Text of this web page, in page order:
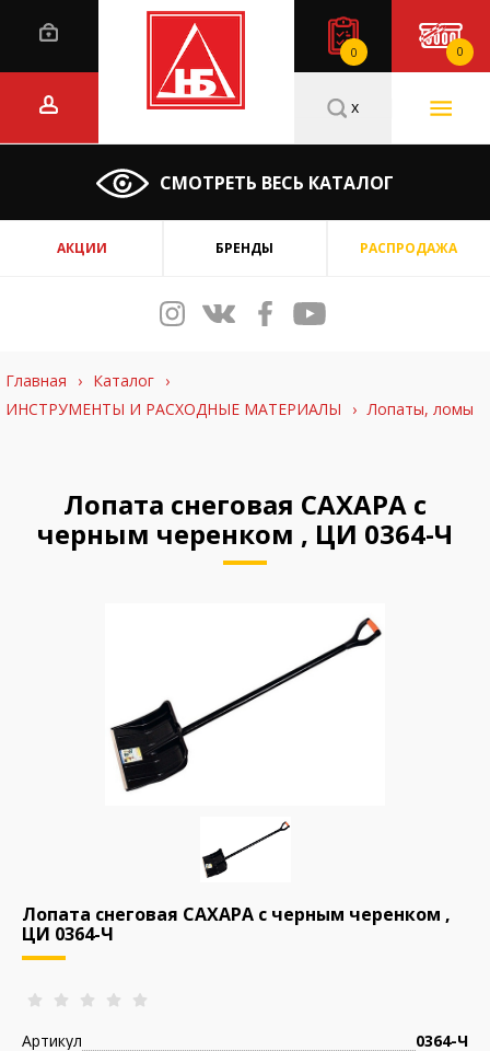
0 0
СМОТРЕТЬ ВЕСЬ КАТАЛОГ
x
АКЦИИ БРЕНДЫ РАСПРОДАЖА
Главная › Каталог ›
ИНСТРУМЕНТЫ И РАСХОДНЫЕ МАТЕРИАЛЫ
› Лопаты, ломы
Лопата снеговая САХАРА с
черным черенком , ЦИ 0364-Ч
Лопата снеговая САХАРА с черным черенком ,
ЦИ 0364-Ч
Артикул 0364-Ч